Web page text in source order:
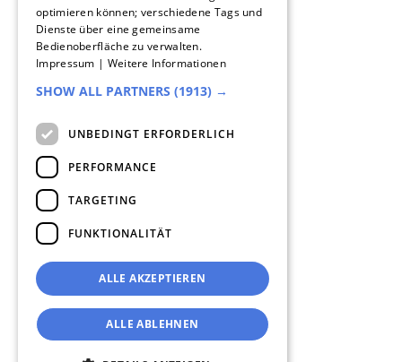
Statusmeldungen
Jobs bei Magicline
Datenschutz
AGB
ADV
Cookies
ENGLISH
optimieren können; verschiedene Tags und
Dienste über eine gemeinsame
Bedienoberfläche zu verwalten.
Impressum | Weitere Informationen
SHOW ALL PARTNERS (1913) →
UNBEDINGT ERFORDERLICH
PERFORMANCE
TARGETING
FUNKTIONALITÄT
ALLE AKZEPTIEREN
ALLE ABLEHNEN